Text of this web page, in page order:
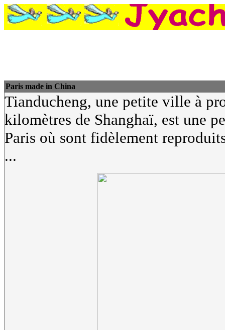
Paris made in China
Tianducheng, une petite ville à
kilomètres de Shanghaï, est une
Paris où sont fidèlement
...